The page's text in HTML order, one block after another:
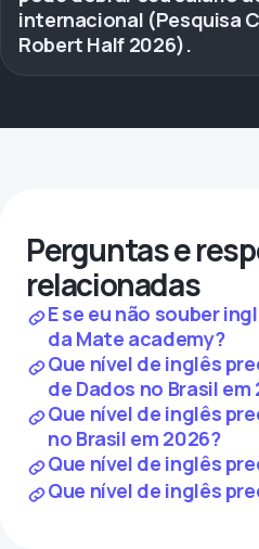
internacional (Pesquisa
Robert Half 2026).
Perguntas e
relacionadas
E se eu não souber
da Mate academy?
Que nível de inglês
de Dados no Brasil em
Que nível de inglês
no Brasil em 2026?
Que nível de inglês
Que nível de inglês